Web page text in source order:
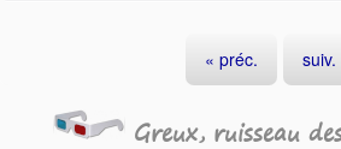
« préc. suiv.
Greux, ruisseau